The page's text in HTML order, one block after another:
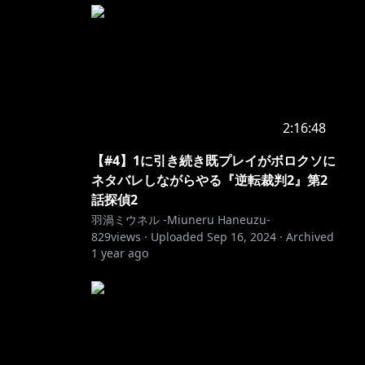
2:16:48
【#4】1に引き続き既プレイがボロクソに
ネタバレしながらやる『逆転裁判2』第2
話探偵2
羽渦ミウネル -Miuneru Haneuzu-
829views · Uploaded Sep 16, 2024 · Archived
1 year ago